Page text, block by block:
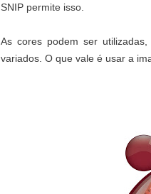
SNIP permite isso.
As cores podem ser
variados. O que vale é usar a